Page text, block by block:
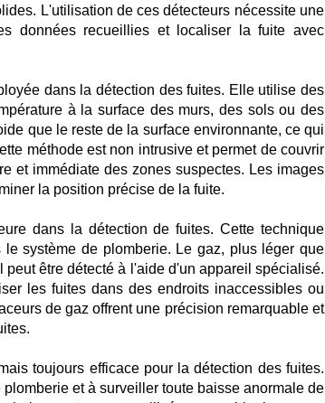
L'utilisation de ces détecteurs nécessite une
données recueillies et localiser la fuite avec
dans la détection des fuites. Elle utilise des
à la surface des murs, des sols ou des
que le reste de la surface environnante, ce qui
méthode est non intrusive et permet de couvrir
et immédiate des zones suspectes. Les images
la position précise de la fuite.
dans la détection de fuites. Cette technique
système de plomberie. Le gaz, plus léger que
être détecté à l'aide d'un appareil spécialisé.
les fuites dans des endroits inaccessibles ou
de gaz offrent une précision remarquable et
toujours efficace pour la détection des fuites.
et à surveiller toute baisse anormale de